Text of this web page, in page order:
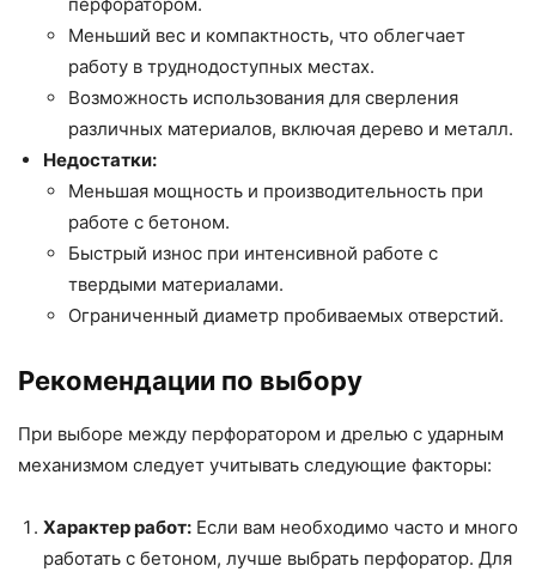
Меньший вес и компактность, что облегчает
работу в труднодоступных местах.
Возможность использования для сверления
различных материалов, включая дерево и металл.
Недостатки:
Меньшая мощность и производительность при
работе с бетоном.
Быстрый износ при интенсивной работе с
твердыми материалами.
Ограниченный диаметр пробиваемых отверстий.
Рекомендации по выбору
При выборе между перфоратором и дрелью с ударным
механизмом следует учитывать следующие факторы:
Характер работ: Если вам необходимо часто и много
работать с бетоном, лучше выбрать перфоратор. Для